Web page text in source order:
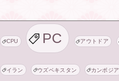
CPU PC アウトドア
イラン ウズベキスタン カンボジア